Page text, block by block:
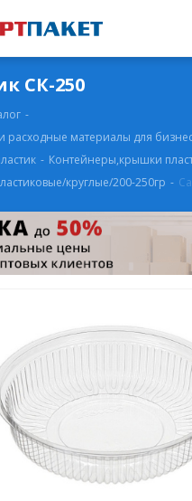
СК-250
-
расходные материалы для
- Контейнеры,крышки
круглые/200-250гр -